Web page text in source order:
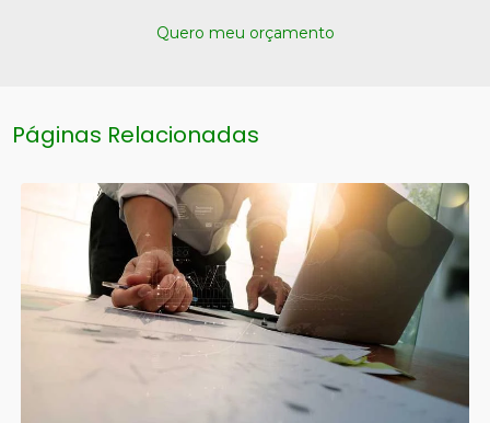
Quero meu orçamento
Páginas Relacionadas